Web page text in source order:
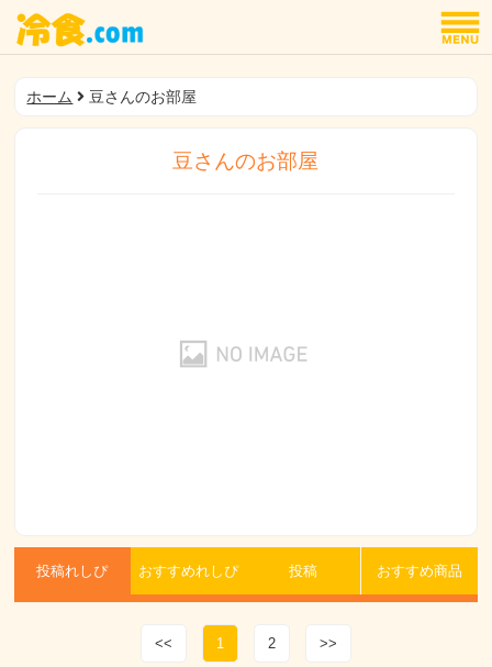
ホーム 豆さんのお部屋
豆さんのお部屋
投稿れしぴ おすすめれしぴ 投稿 おすすめ商品
<< 1 2 >>